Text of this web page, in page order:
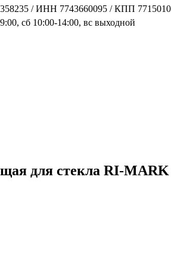
/ ИНН 7743660095 / КПП
сб 10:00-14:00, вс выходной
для стекла RI-